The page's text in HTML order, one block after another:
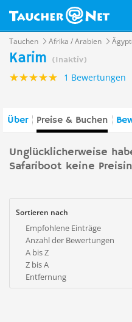
Tauchen Afrika / Arabien
Karim (Inaktiv)
1 Bewertungen
Über Preise & Buchen
Unglücklicherweise
Safariboot keine
Sortieren nach
Empfohlene Einträge
Anzahl der Bewertungen
A bis Z
Z bis A
Entfernung